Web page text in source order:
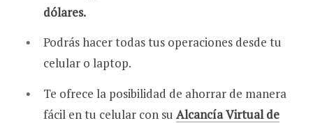
dólares.
Podrás hacer todas tus operaciones desde tu
celular o laptop.
Te ofrece la posibilidad de ahorrar de manera
fácil en tu celular con su Alcancía Virtual de